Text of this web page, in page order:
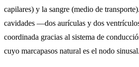
capilares) y la sangre (medio de
cavidades —dos aurículas y dos
coordinada gracias al sistema de
cuyo marcapasos natural es el nodo sinusal.